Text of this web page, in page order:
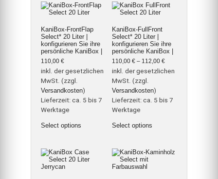
auf.
Die
können
auf
der
Produktseite
Optionen
können
der
Produktseite
gewählt
werden
KaniBox-FrontFlap
Select* 20 Liter |
konfigurieren Sie ihre
persönliche KaniBox |
110,00 €
inkl. der gesetzlichen
MwSt. (zzgl.
Versandkosten)
Lieferzeit: ca. 5 bis 7
Werktage
Select optionsProdukt
auf.
Die
KaniBox-FullFront
Select* 20 Liter |
konfigurieren Sie ihre
persönliche KaniBox |
110,00 €– 112,00 €
inkl. der gesetzlichen
MwSt. (zzgl.
Versandkosten)
Lieferzeit: ca. 5 bis 7
Werktage
Select optionsProdukt
auf.